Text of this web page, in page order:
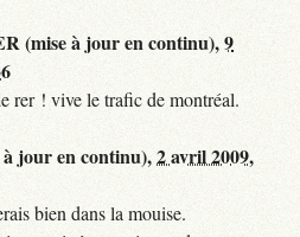
(mise à jour en continu),9
rer ! vive le trafic de montréal.
jour en continu),2 avril 2009,
bien dans la mouise.